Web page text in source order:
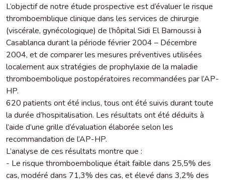
L’objectif de notre étude prospective est d’évaluer le risque
thromboemblique clinique dans les services de chirurgie
(viscérale, gynécologique) de l’hôpital Sidi El Barnoussi à
Casablanca durant la période février 2004 – Décembre
2004, et de comparer les mesures préventives utilisées
localement aux stratégies de prophylaxie de la maladie
thromboembolique postopératoires recommandées par l’AP-
HP.
620 patients ont été inclus, tous ont été suivis durant toute
la durée d’hospitalisation. Les résultats ont été déduits à
l’aide d’une grille d’évaluation élaborée selon les
recommandation de l’AP-HP.
L’analyse de ces résultats montre que :
- Le risque thromboembolique était faible dans 25,5% des
cas, modéré dans 71,3% des cas, et élevé dans 3,2% des